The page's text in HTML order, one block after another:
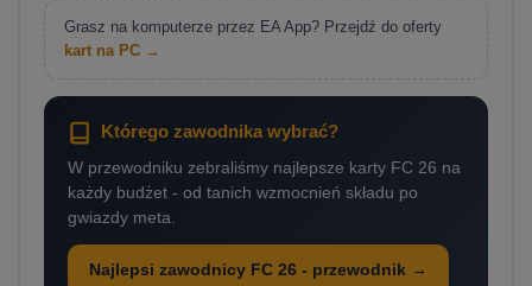
Grasz na komputerze przez EA App? Przejdź do oferty
kart na PC →
Którego zawodnika wybrać?
W przewodniku zebraliśmy najlepsze karty FC 26 na
każdy budżet - od tanich wzmocnień składu po
gwiazdy meta.
Najlepsi zawodnicy FC 26 - przewodnik →